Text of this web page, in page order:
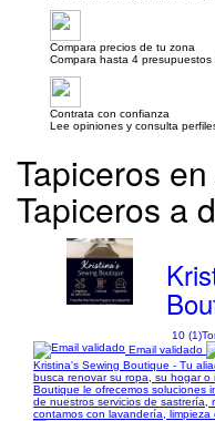
Compara precios de tu zona
Compara hasta 4
Contrata con confianza
Lee opiniones y consulta
Tapiceros
Tapiceros a
10 (1)
Email validado
Kristina's Sewing Boutique - Tu
busca renovar su ropa, su hogar
Boutique le ofrecemos soluciones
de nuestros servicios de sastrería,
contamos con lavandería, limpieza